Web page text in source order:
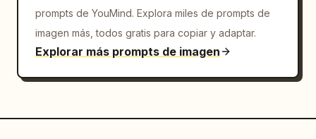
prompts de YouMind. Explora miles de prompts de
imagen más, todos gratis para copiar y adaptar.
Explorar más prompts de imagen